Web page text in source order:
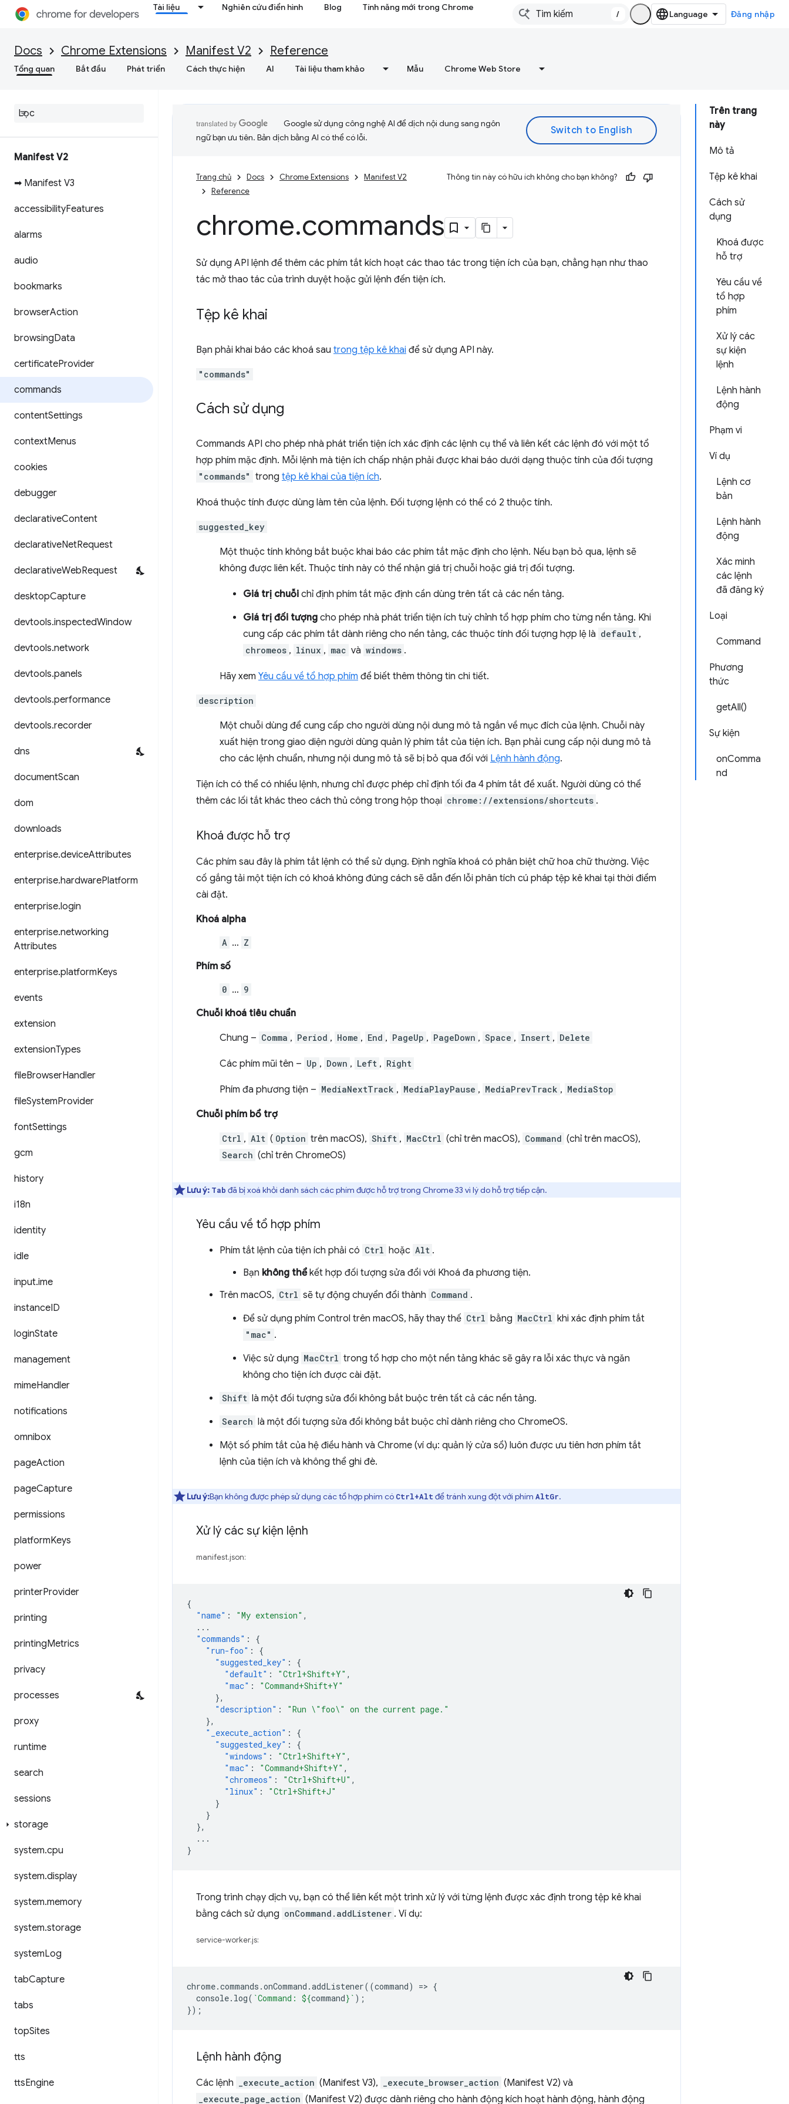
Tài liệu Nghiên cứu điển hình Blog Tính năng mới trong Chrome
/ Đăng nhập
Docs Chrome Extensions Manifest V2 Reference
Tổng quan Bắt đầu Phát triển Cách thực hiện AI Tài liệu tham khảo Mẫu Chrome Web Store
Manifest V2
➡ Manifest V3
accessibilityFeatures
alarms
audio
bookmarks
browserAction
browsingData
certificateProvider
commands
contentSettings
contextMenus
cookies
debugger
declarativeContent
declarativeNetRequest
declarativeWebRequest
desktopCapture
devtools.inspectedWindow
devtools.network
devtools.panels
devtools.performance
devtools.recorder
dns
documentScan
dom
downloads
enterprise.deviceAttributes
enterprise.hardwarePlatform
enterprise.login
enterprise.networking
Attributes
enterprise.platformKeys
events
extension
extensionTypes
fileBrowserHandler
fileSystemProvider
fontSettings
gcm
history
i18n
identity
idle
input.ime
instanceID
loginState
management
mimeHandler
notifications
omnibox
pageAction
pageCapture
permissions
platformKeys
power
printerProvider
printing
printingMetrics
privacy
processes
proxy
runtime
search
sessions
storage
system.cpu
system.display
system.memory
system.storage
systemLog
tabCapture
tabs
topSites
tts
ttsEngine
Trên trang
này
Mô tả
Tệp kê khai
Cách sử
dụng
Khoá được
hỗ trợ
Yêu cầu về
tổ hợp
phím
Xử lý các
sự kiện
lệnh
Lệnh hành
động
Phạm vi
Ví dụ
Lệnh cơ
bản
Lệnh hành
động
Xác minh
các lệnh
đã đăng ký
Loại
Command
Phương
thức
getAll()
Sự kiện
onComma
nd
Google sử dụng công nghệ AI để dịch nội dung sang ngôn
ngữ bạn ưu tiên. Bản dịch bằng AI có thể có lỗi.
Trang chủ Docs Chrome Extensions
Manifest V2
Reference
Thông tin này có hữu ích không cho bạn không?
chrome.commands
Sử dụng API lệnh để thêm các phím tắt kích hoạt các thao tác trong tiện ích của bạn, chẳng hạn như thao
tác mở thao tác của trình duyệt hoặc gửi lệnh đến tiện ích.
Tệp kê khai
Bạn phải khai báo các khoá sau trong tệp kê khai để sử dụng API này.
"commands"
Cách sử dụng
Commands API cho phép nhà phát triển tiện ích xác định các lệnh cụ thể và liên kết các lệnh đó với một tổ
hợp phím mặc định. Mỗi lệnh mà tiện ích chấp nhận phải được khai báo dưới dạng thuộc tính của đối tượng
"commands" trong tệp kê khai của tiện ích.
Khoá thuộc tính được dùng làm tên của lệnh. Đối tượng lệnh có thể có 2 thuộc tính.
suggested_key
Một thuộc tính không bắt buộc khai báo các phím tắt mặc định cho lệnh. Nếu bạn bỏ qua, lệnh sẽ
không được liên kết. Thuộc tính này có thể nhận giá trị chuỗi hoặc giá trị đối tượng.
Giá trị chuỗi chỉ định phím tắt mặc định cần dùng trên tất cả các nền tảng.
Giá trị đối tượng cho phép nhà phát triển tiện ích tuỳ chỉnh tổ hợp phím cho từng nền tảng. Khi
cung cấp các phím tắt dành riêng cho nền tảng, các thuộc tính đối tượng hợp lệ là default ,
chromeos , linux , mac và windows .
Hãy xem Yêu cầu về tổ hợp phím để biết thêm thông tin chi tiết.
description
Một chuỗi dùng để cung cấp cho người dùng nội dung mô tả ngắn về mục đích của lệnh. Chuỗi này
xuất hiện trong giao diện người dùng quản lý phím tắt của tiện ích. Bạn phải cung cấp nội dung mô tả
cho các lệnh chuẩn, nhưng nội dung mô tả sẽ bị bỏ qua đối với Lệnh hành động.
Tiện ích có thể có nhiều lệnh, nhưng chỉ được phép chỉ định tối đa 4 phím tắt đề xuất. Người dùng có thể
thêm các lối tắt khác theo cách thủ công trong hộp thoại chrome://extensions/shortcuts .
Khoá được hỗ trợ
Các phím sau đây là phím tắt lệnh có thể sử dụng. Định nghĩa khoá có phân biệt chữ hoa chữ thường. Việc
cố gắng tải một tiện ích có khoá không đúng cách sẽ dẫn đến lỗi phân tích cú pháp tệp kê khai tại thời điểm
cài đặt.
Khoá alpha
A … Z
Phím số
0 … 9
Chuỗi khoá tiêu chuẩn
Chung – Comma , Period , Home , End , PageUp , PageDown , Space , Insert , Delete
Các phím mũi tên – Up , Down , Left , Right
Phím đa phương tiện – MediaNextTrack , MediaPlayPause , MediaPrevTrack , MediaStop
Chuỗi phím bổ trợ
Ctrl , Alt ( Option trên macOS), Shift , MacCtrl (chỉ trên macOS), Command (chỉ trên macOS),
Search (chỉ trên ChromeOS)
Lưu ý: Tab đã bị xoá khỏi danh sách các phím được hỗ trợ trong Chrome 33 vì lý do hỗ trợ tiếp cận.
Yêu cầu về tổ hợp phím
Phím tắt lệnh của tiện ích phải có Ctrl hoặc Alt .
Bạn không thểkết hợp đối tượng sửa đổi với Khoá đa phương tiện.
Trên macOS, Ctrl sẽ tự động chuyển đổi thành Command .
Để sử dụng phím Control trên macOS, hãy thay thế Ctrl bằng MacCtrl khi xác định phím tắt
"mac" .
Việc sử dụng MacCtrl trong tổ hợp cho một nền tảng khác sẽ gây ra lỗi xác thực và ngăn
không cho tiện ích được cài đặt.
Shift là một đối tượng sửa đổi không bắt buộc trên tất cả các nền tảng.
Search là một đối tượng sửa đổi không bắt buộc chỉ dành riêng cho ChromeOS.
Một số phím tắt của hệ điều hành và Chrome (ví dụ: quản lý cửa sổ) luôn được ưu tiên hơn phím tắt
lệnh của tiện ích và không thể ghi đè.
Lưu ý:Bạn không được phép sử dụng các tổ hợp phím có Ctrl+Alt để tránh xung đột với phím AltGr.
Xử lý các sự kiện lệnh
manifest.json:
{
"name" : "My extension" ,
...
"commands" :
{
"run-foo" :
{
"suggested_key" :
{
"default" : "Ctrl+Shift+Y" ,
"mac" :
"Command+Shift+Y"
},
"description" :
"Run \"foo\" on the current page."
},
"_execute_action" :
{
"suggested_key" :
{
"windows" : "Ctrl+Shift+Y" ,
"mac" : "Command+Shift+Y" ,
"chromeos" : "Ctrl+Shift+U" ,
"linux" :
"Ctrl+Shift+J"
}
}
},
...
}
Trong trình chạy dịch vụ, bạn có thể liên kết một trình xử lý với từng lệnh được xác định trong tệp kê khai
bằng cách sử dụng onCommand.addListener . Ví dụ:
service-worker.js:
chrome.commands .onCommand .addListener((command) => {
console. log( `Command: ${command} ` );
});
Lệnh hành động
Các lệnh _execute_action (Manifest V3), _execute_browser_action (Manifest V2) và
_execute_page_action (Manifest V2) được dành riêng cho hành động kích hoạt hành động, hành động